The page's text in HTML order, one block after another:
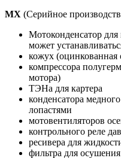
MX (Серийное
Мотоконденсатор
может
кожух
компрессора
мотора)
ТЭНа для картера
конденсатора
лопастями
мотовентиляторов
контрольного реле
ресивера для
фильтра для осушения